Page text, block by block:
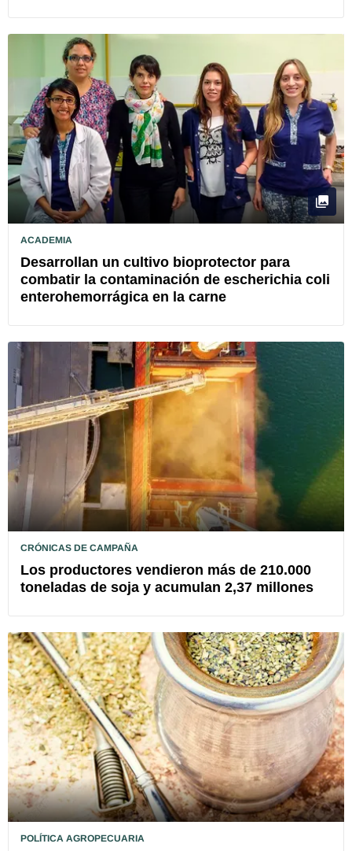
ACADEMIA
Desarrollan un cultivo bioprotector para
combatir la contaminación de escherichia coli
enterohemorrágica en la carne
CRÓNICAS DE CAMPAÑA
Los productores vendieron más de 210.000
toneladas de soja y acumulan 2,37 millones
POLÍTICA AGROPECUARIA